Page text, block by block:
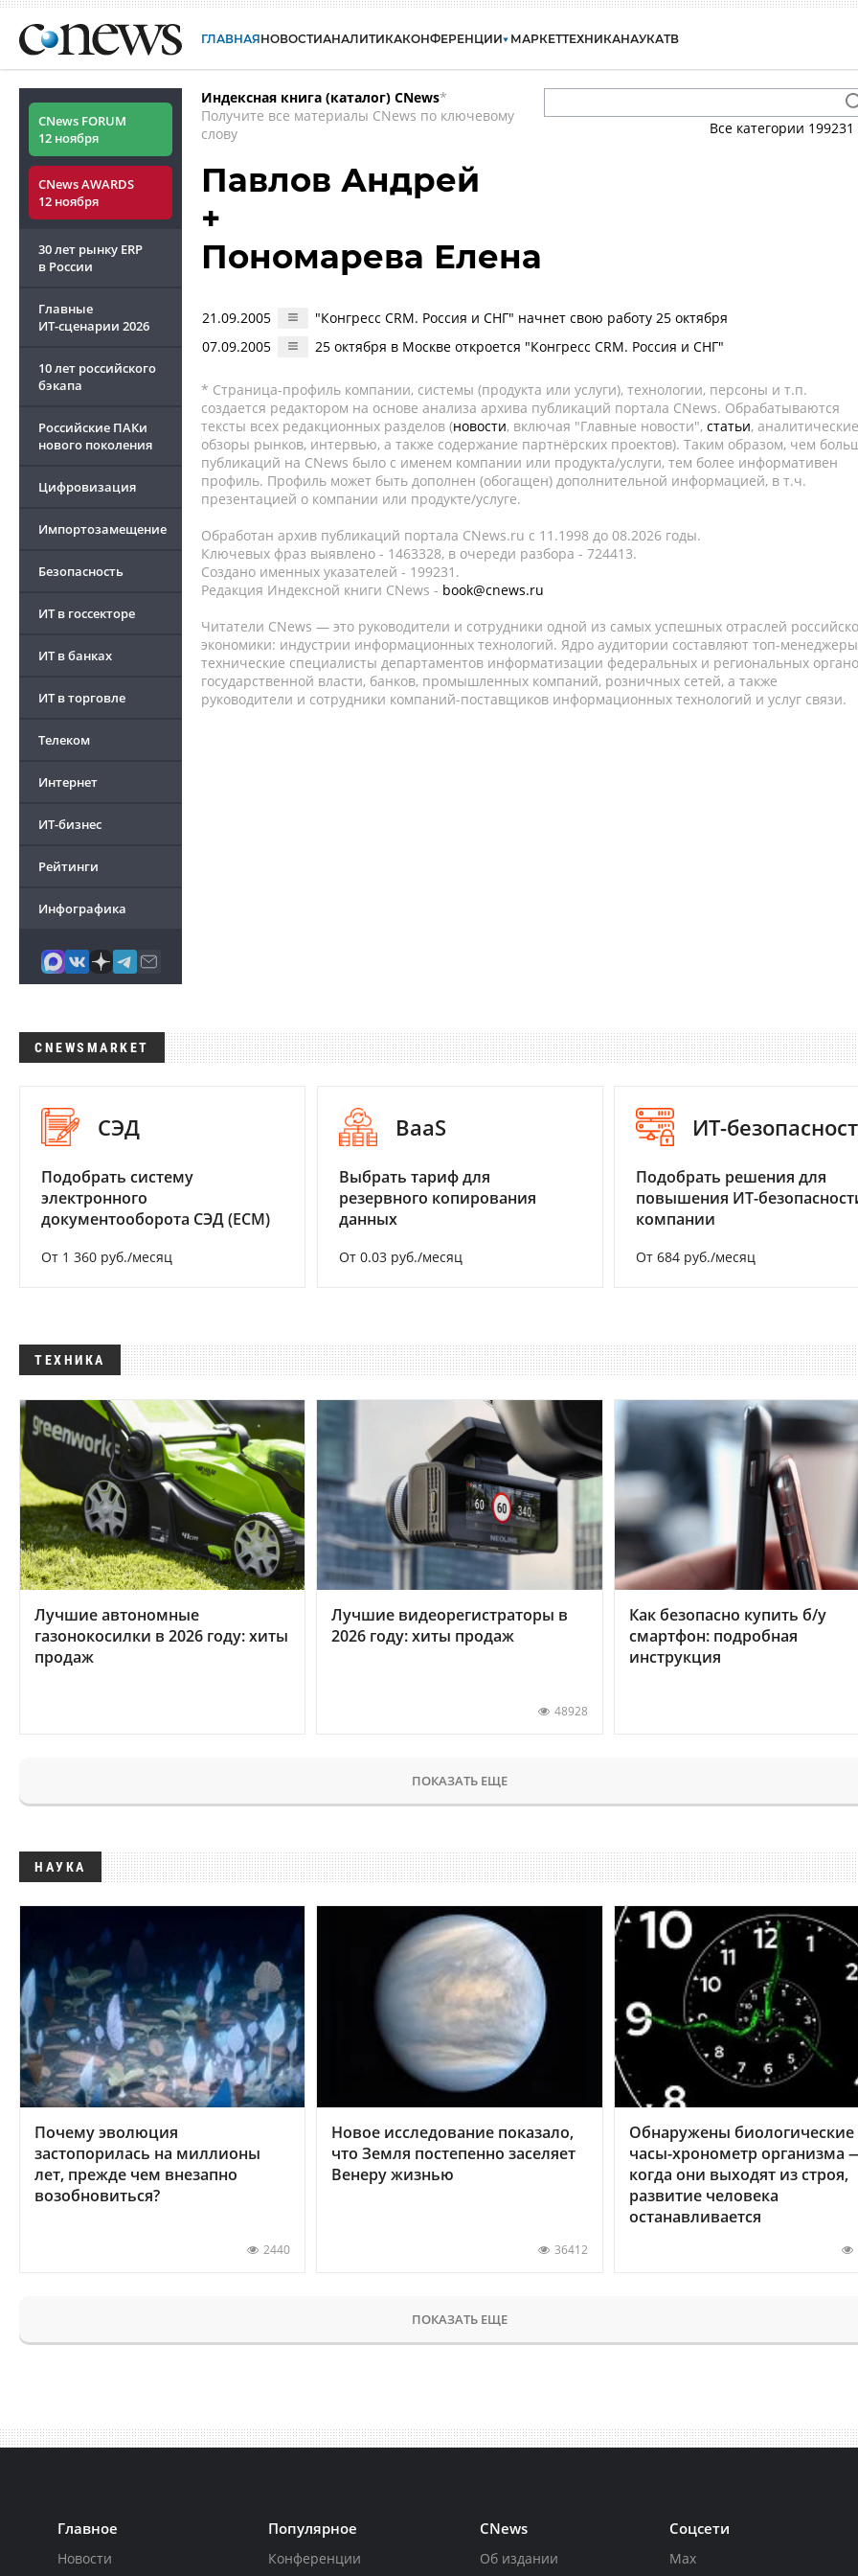
ГЛАВНАЯНОВОСТИАНАЛИТИКАКОНФЕРЕНЦИИ МАРКЕТТЕХНИКАНАУКАТВ
CNews FORUM
12 ноября
CNews AWARDS
12 ноября
30 лет рынку ERP
в России
Главные
ИТ-сценарии 2026
10 лет российского
бэкапа
Российские ПАКи
нового поколения
Цифровизация
Импортозамещение
Безопасность
ИТ в госсекторе
ИТ в банках
ИТ в торговле
Телеком
Интернет
ИТ-бизнес
Рейтинги
Инфографика
Индексная книга (каталог) CNews*
Получите все материалы CNews по ключевому
слову
Все категории 199231
Павлов Андрей
+
Пономарева Елена
21.09.2005
"Конгресс CRM. Россия и СНГ" начнет свою работу 25 октября
07.09.2005
25 октября в Москве откроется "Конгресс CRM. Россия и СНГ"
* Страница-профиль компании, системы (продукта или услуги), технологии, персоны и т.п.
создается редактором на основе анализа архива публикаций портала CNews. Обрабатываются
тексты всех редакционных разделов (новости, включая "Главные новости", статьи, аналитические
обзоры рынков, интервью, а также содержание партнёрских проектов). Таким образом, чем
публикаций на CNews было с именем компании или продукта/услуги, тем более информативен
профиль. Профиль может быть дополнен (обогащен) дополнительной информацией, в т.ч.
презентацией о компании или продукте/услуге.
Обработан архив публикаций портала CNews.ru c 11.1998 до 08.2026 годы.
Ключевых фраз выявлено - 1463328, в очереди разбора - 724413.
Создано именных указателей - 199231.
Редакция Индексной книги CNews - book@cnews.ru
Читатели CNews — это руководители и сотрудники одной из самых успешных отраслей
экономики: индустрии информационных технологий. Ядро аудитории составляют топ-
технические специалисты департаментов информатизации федеральных и региональных
государственной власти, банков, промышленных компаний, розничных сетей, а также
руководители и сотрудники компаний-поставщиков информационных технологий и услуг связи.
CNEWSMARKET
СЭД
Подобрать систему
электронного
документооборота СЭД (ECM)
От 1 360 руб./месяц
BaaS
Выбрать тариф для
резервного копирования
данных
От 0.03 руб./месяц
ИТ-
Подобрать решения для
повышения ИТ-
компании
От 684 руб./месяц
ТЕХНИКА
Лучшие автономные
газонокосилки в 2026 году: хиты
продаж
Лучшие видеорегистраторы в
2026 году: хиты продаж
48928
Как безопасно купить б/у
смартфон: подробная
инструкция
ПОКАЗАТЬ ЕЩЕ
НАУКА
Почему эволюция
застопорилась на миллионы
лет, прежде чем внезапно
возобновиться?
2440
Новое исследование показало,
что Земля постепенно заселяет
Венеру жизнью
36412
Обнаружены биологические
часы-хронометр организма
когда они выходят из строя,
развитие человека
останавливается
ПОКАЗАТЬ ЕЩЕ
Главное
Новости
Популярное
Конференции
CNews
Об издании
Соцсети
Max